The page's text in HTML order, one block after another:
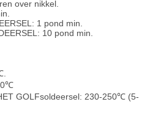
over nikkel.
1 pond min.
10 pond min.
GOLFsoldeersel: 230-250℃ (5-